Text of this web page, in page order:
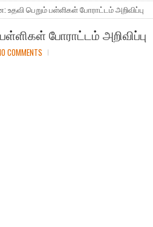
உதவி பெறும் பள்ளிகள் போராட்டம் அறிவிப்பு
போராட்டம் அறிவிப்பு
COMMENTS